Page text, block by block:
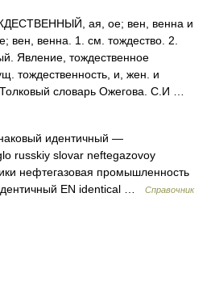
ая, ое; вен, венна и
венна. 1. см. тождество. 2.
Явление, тождественное
тождественность, и, жен. и
словарь Ожегова. С.И …
идентичный —
russkiy slovar neftegazovoy
нефтегазовая промышленность
EN identical …
Справочник